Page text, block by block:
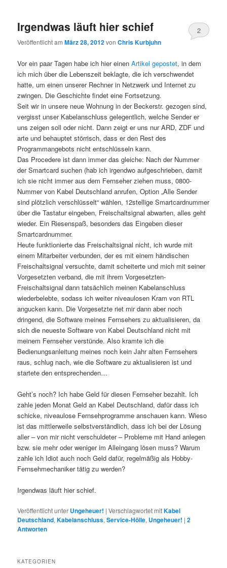
Irgendwas läuft hier schief
Veröffentlicht amMärz 28, 2012vonChris Kurbjuhn
2
Vor ein paar Tagen habe ich hier einenArtikel gepostet, in dem
ich mich über die Lebenszeit beklagte, die ich verschwendet
hatte, um einen unserer Rechner in Netzwerk und Internet zu
zwingen. Die Geschichte findet eine Fortsetzung.
Seit wir in unsere neue Wohnung in der Beckerstr. gezogen sind,
vergisst unser Kabelanschluss gelegentlich, welche Sender er
uns zeigen soll oder nicht. Dann zeigt er uns nur ARD, ZDF und
arte und behauptet störrisch, dass er den Rest des
Programmangebots nicht entschlüsseln kann.
Das Procedere ist dann immer das gleiche: Nach der Nummer
der Smartcard suchen (hab ich irgendwo aufgeschrieben, damit
ich sie nicht immer aus dem Fernseher ziehen muss, 0800-
Nummer von Kabel Deutschland anrufen, Option „Alle Sender
sind plötzlich verschlüsselt“ wählen, 12stellige Smartcardnummer
über die Tastatur eingeben, Freischaltsignal abwarten, alles geht
wieder. Ein Riesenspaß, besonders das Eingeben dieser
Smartcardnummer.
Heute funktionierte das Freischaltsignal nicht, ich wurde mit
einem Mitarbeiter verbunden, der es mit einem händischen
Freischaltsignal versuchte, damit scheiterte und mich mit seiner
Vorgesetzten verband, die mit ihrem Vorgesetzten-
Freischaltsignal dann tatsächlich meinen Kabelanschluss
wiederbelebte, sodass ich weiter niveaulosen Kram von RTL
angucken kann. Die Vorgesetzte riet mir dann aber noch
dringend, die Software meines Fernsehers zu aktualisieren, da
sich die neueste Software von Kabel Deutschland nicht mit
meinem Fernseher verstünde. Also kramte ich die
Bedienungsanleitung meines noch kein Jahr alten Fernsehers
raus, schlug nach, wie die Software zu aktualisieren ist und
startete den entsprechenden…
Geht’s noch? Ich habe Geld für diesen Fernseher bezahlt. Ich
zahle jeden Monat Geld an Kabel Deutschland, dafür dass ich
schicke, niveaulose Fernsehprogramme anschauen kann. Wieso
ist das mittlerweile selbstverständlich, dass ich bei der Lösung
aller – von mir nicht verschuldeter – Probleme mit Hand anlegen
bzw. sie mehr oder weniger im Alleingang lösen muss? Warum
zahle ich Idiot auch noch Geld dafür, regelmäßig als Hobby-
Fernsehmechaniker tätig zu werden?
Irgendwas läuft hier schief.
Veröffentlicht unter Ungeheuer! |Verschlagwortet mitKabel
Deutschland,Kabelanschluss,Service-Hölle, Ungeheuer! |2
Antworten
KATEGORIEN